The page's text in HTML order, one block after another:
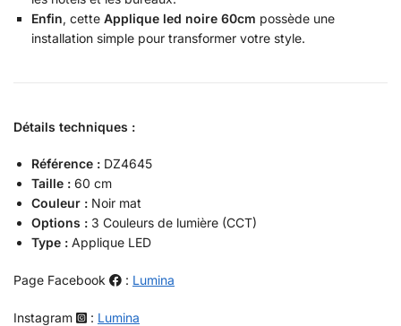
Enfin, cette Applique led noire 60cm possède une
installation simple pour transformer votre style.
Détails techniques :
Référence : DZ4645
Taille : 60 cm
Couleur : Noir mat
Options : 3 Couleurs de lumière (CCT)
Type : Applique LED
Page Facebook : Lumina
Instagram : Lumina